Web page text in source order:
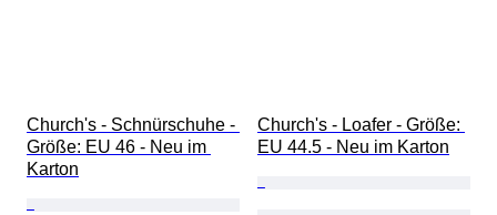
Church's - Schnürschuhe -
Größe: EU 46 - Neu im
Karton
Church's - Loafer - Größe:
EU 44.5 - Neu im Karton